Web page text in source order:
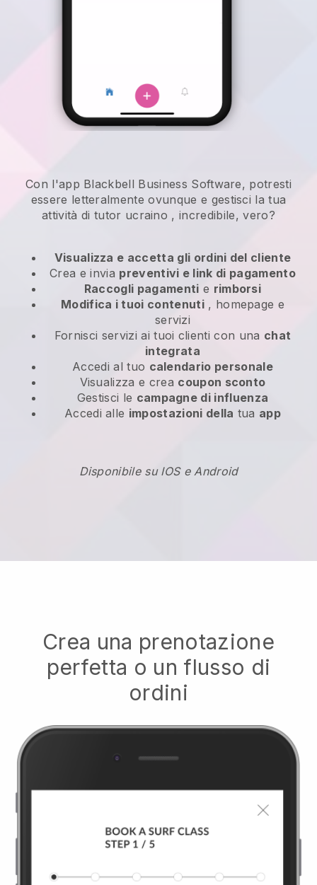
Con l'app Blackbell Business Software, potresti
essere letteralmente ovunque e gestisci la tua
attività di tutor ucraino , incredibile, vero?
Visualizza e accetta gli ordini del cliente
Crea e invia preventivi e link di pagamento
Raccogli pagamenti e rimborsi
Modifica i tuoi contenuti, homepage e
servizi
Fornisci servizi ai tuoi clienti con una chat
integrata
Accedi al tuo calendario personale
Visualizza e crea coupon sconto
Gestisci le campagne di influenza
Accedi alle impostazioni della tua app
Disponibile su IOS e Android
Crea una prenotazione
perfetta o un flusso di
ordini